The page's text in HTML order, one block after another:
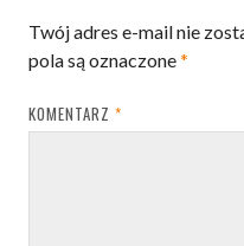
Twój adres e-mail nie
pola są oznaczone*
KOMENTARZ *